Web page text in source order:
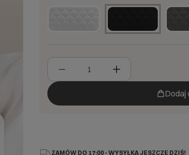
Dodaj
ZAMÓW DO 17:00 - WYSYŁKA JESZCZE DZIŚ!